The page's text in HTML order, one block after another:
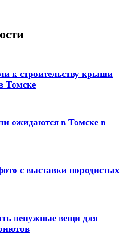
к строительству крыши
Томске
ожидаются в Томске в
с выставки породистых
ненужные вещи для